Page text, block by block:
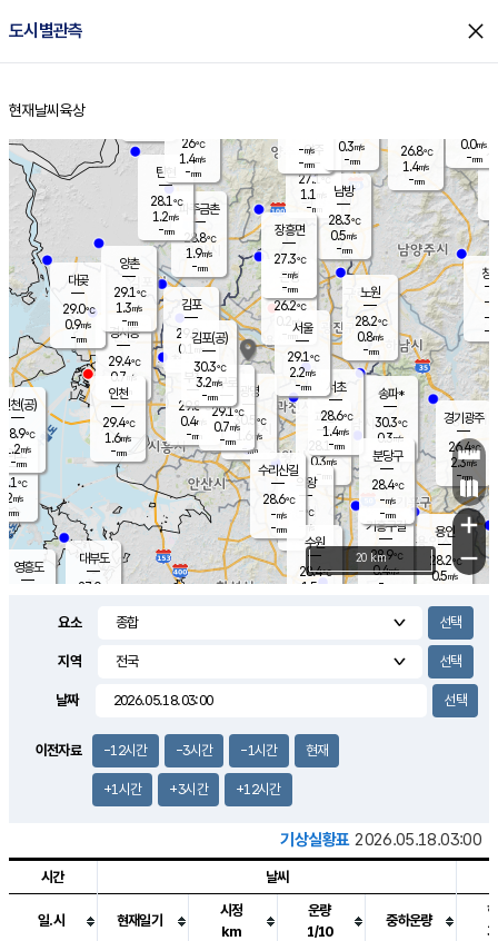
도시별관측 close
홈
현재날씨 육상
의도
℃
m/s
mm
영흥도
양주
27.1℃
1.1
-mm
과천
28.1℃
0.3m/s
- mm
용인
28.2℃
0.5m/s
경기광주
26.4℃
2.3m/s
-mm
1.5m/s
대부도
27.0
경서동
29.4℃
0.7 m/s
-mm
파주금촌
28.8℃
1.9m/s
-mm
26.8℃
1.4m/s
-mm
대곶
29.0℃
0.9m/s
-mm
창
-
-m/
-
탄현
28.1℃
1.2m/s
-mm
0.0m/s
-mm
의왕
- ℃
m/s
mm
김포
29.0℃
0.1 m/s
mm
광명
30.5 ℃
1.6 m/s
-mm
부천
29.8℃
0.4m/s
-mm
양촌
29.1℃
1.3m/s
-mm
구로
29.1℃
0.7m/s
-mm
은평
26.2℃
0.2 m/s
- mm
노원
28.2℃
0.8m/s
-mm
송파*
30.3℃
0.3m/s
-mm
서초
28.6℃
1.4m/s
-mm
남방
28.3℃
0.5m/s
-mm
기흥구갈
28.9℃
0.4m/s
-
수리산길
28.6℃
-m/s
-mm
분당구
28.4℃
-m/s
-mm
장흥면
27.3℃
-m/s
-mm
-m/s
-mm
인천(공)
28.9℃
1.2m/s
-mm
김포(공)
30.3℃
3.2m/s
-mm
수원
28.4℃
1.5 m/s
인천
29.4℃
1.6m/s
-mm
서울
29.1℃
2.2m/s
-mm
26℃
1.4m/s
-mm
0.3m/s
-mm
+
−
20 km
요소
지역
날짜
이전자료 -12시간 -3시간 -1시간 현재
+1시간 +3시간 +12시간
기상실황표 2026.05.18.03:00
시간 날씨
일.시 현재일기
시정
km
운량
1/10
중하운량